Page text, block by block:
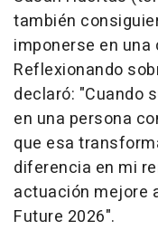
también
imponerse en
Reflexionando
declaró: "Cuando
en una persona
que esa
diferencia en mi
actuación mejore
Future 2026".